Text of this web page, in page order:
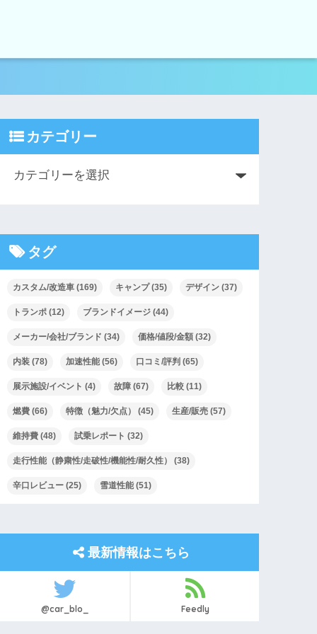
カテゴリー
タグ
カスタム/改造車 (169) キャンプ(35) デザイン (37)
トランポ (12) ブランドイメージ (44)
メーカー/会社/ブランド (34) 価格/値段/金額 (32)
内装 (78) 加速性能 (56) 口コミ/評判 (65)
展示施設/イベント (4) 故障 (67) 比較 (11)
燃費 (66) 特徴（魅力/欠点） (45) 生産/販売 (57)
維持費 (48) 試乗レポート (32)
走行性能（静粛性/走破性/機能性/耐久性） (38)
辛口レビュー (25) 雪道性能 (51)
最新情報はこちら
@car_blo_ Feedly